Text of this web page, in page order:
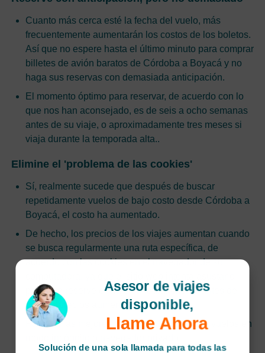
Cuanto más cerca esté la fecha del vuelo, más
frecuentemente aumentarán los costos de los boletos.
Así que no espere hasta el último minuto para comprar
billetes de avión baratos de Córdoba a Boyacá y no
haga sus reservas con demasiada anticipación.
El momento óptimo para reservar, de acuerdo con lo
que nos han aconsejado, es de seis a ocho semanas
antes de su viaje, o aproximadamente tres meses si
viaja durante la temporada alta..
Elimine el 'problema de las cookies'
Sí, realmente sucede que después de buscar
repetidamente vuelos de bajo costo desde Córdoba a
Boyacá, el costo ha aumentado.
De hecho, los precios de los viajes aumentan cuando
se busca regularmente una ruta específica, de
acuerdo con las cookies en el navegador de su
para que reserve el viaje inmediatamente antes de
que los precios aumenten aún más.
Para ver las mejores ofertas, busca siempre vuelos en
Asesor de viajes
disponible,
Llame Ahora
Solución de una sola llamada para todas las